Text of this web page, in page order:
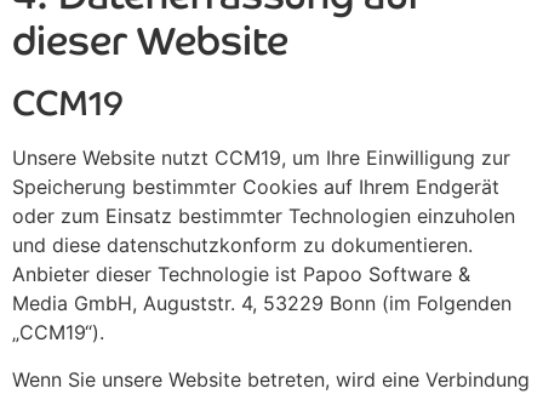
dieser Website
CCM19
Unsere Website nutzt CCM19, um Ihre Einwilligung zur
Speicherung bestimmter Cookies auf Ihrem Endgerät
oder zum Einsatz bestimmter Technologien einzuholen
und diese datenschutzkonform zu dokumentieren.
Anbieter dieser Technologie ist Papoo Software &
Media GmbH, Auguststr. 4, 53229 Bonn (im Folgenden
„CCM19“).
Wenn Sie unsere Website betreten, wird eine Verbindung